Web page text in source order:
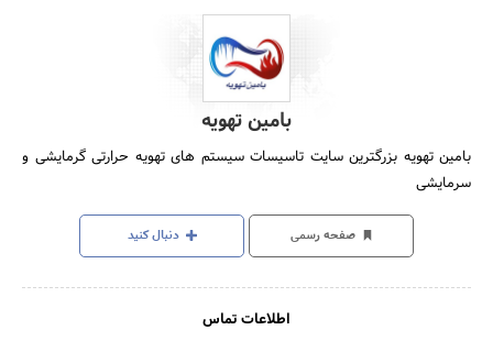
بامین تهویه
بامین تهویه بزرگترین سایت تاسیسات سیستم های تهویه حرارتی گرمایشی و
سرمایشی
صفحه رسمی دنبال کنید
اطلاعات تماس